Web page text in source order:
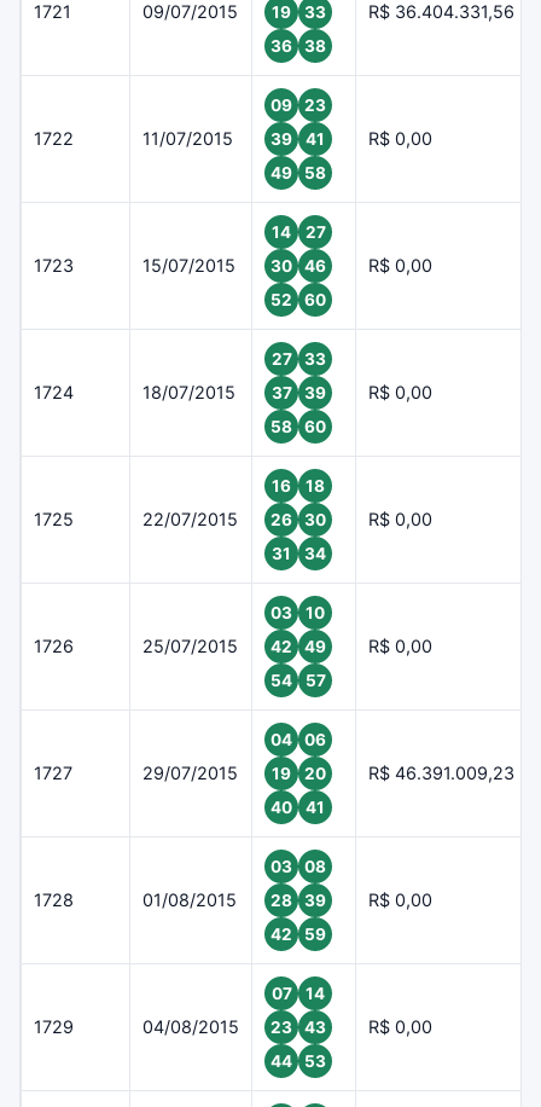
1721 09/07/2015
19
33
36
38
R$ 36.404.331,56
1722 11/07/2015
09
23
39
41
49
58
R$ 0,00
1723 15/07/2015
14
27
30
46
52
60
R$ 0,00
1724 18/07/2015
27
33
37
39
58
60
R$ 0,00
1725 22/07/2015
16
18
26
30
31
34
R$ 0,00
1726 25/07/2015
03
10
42
49
54
57
R$ 0,00
1727 29/07/2015
04
06
19
20
40
41
R$ 46.391.009,23
1728 01/08/2015
03
08
28
39
42
59
R$ 0,00
1729 04/08/2015
07
14
23
43
44
53
R$ 0,00